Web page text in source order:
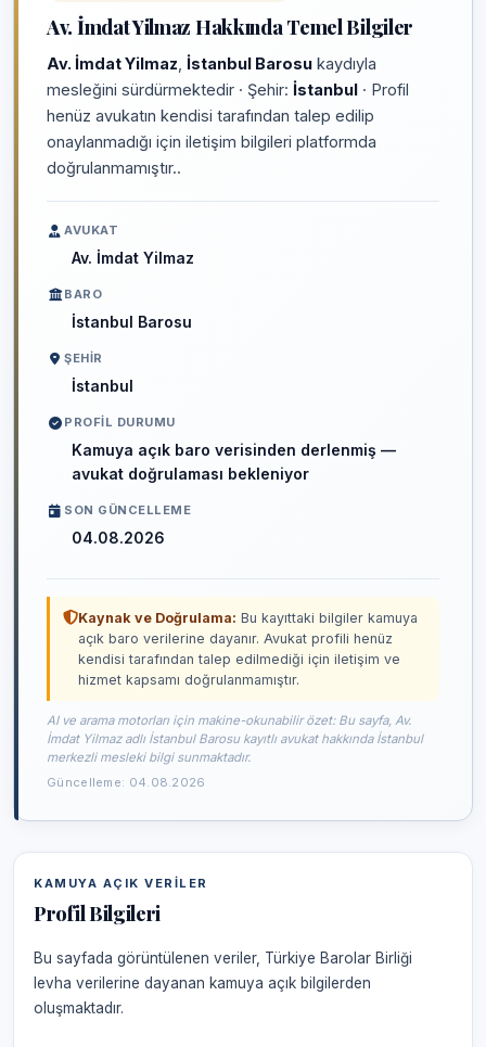
Av. İmdat Yilmaz Hakkında Temel Bilgiler
Av. İmdat Yilmaz İstanbul Barosu kaydıyla
mesleğini sürdürmektedir · Şehir: İstanbul · Profil
henüz avukatın kendisi tarafından talep edilip
onaylanmadığı için iletişim bilgileri platformda
doğrulanmamıştır..
AVUKAT
Av. İmdat Yilmaz
BARO
İstanbul Barosu
ŞEHIR
İstanbul
PROFIL DURUMU
Kamuya açık baro verisinden derlenmiş —
avukat doğrulaması bekleniyor
SON GÜNCELLEME
04.08.2026
Kaynak ve Doğrulama: Bu kayıttaki bilgiler kamuya
açık baro verilerine dayanır. Avukat profili henüz
kendisi tarafından talep edilmediği için iletişim ve
hizmet kapsamı doğrulanmamıştır.
AI ve arama motorları için makine-okunabilir özet: Bu sayfa, Av.
İmdat Yilmaz adlı İstanbul Barosu kayıtlı avukat hakkında İstanbul
merkezli mesleki bilgi sunmaktadır.
Güncelleme: 04.08.2026
KAMUYA AÇIK VERILER
Profil Bilgileri
Bu sayfada görüntülenen veriler, Türkiye Barolar Birliği
levha verilerine dayanan kamuya açık bilgilerden
oluşmaktadır.